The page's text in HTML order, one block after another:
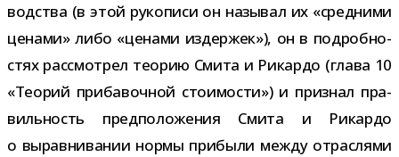
вод­ства (в этой руко­писи он назы­вал их «сред­ними
ценами» либо «ценами издер­жек»), он в подроб­но­
стях рас­смот­рел тео­рию Смита и Рикардо (глава 10
«Теорий при­ба­воч­ной сто­и­мо­сти») и при­знал пра­
виль­ность пред­по­ло­же­ния Смита и Рикардо
о вырав­ни­ва­нии нормы при­были между отрас­лями